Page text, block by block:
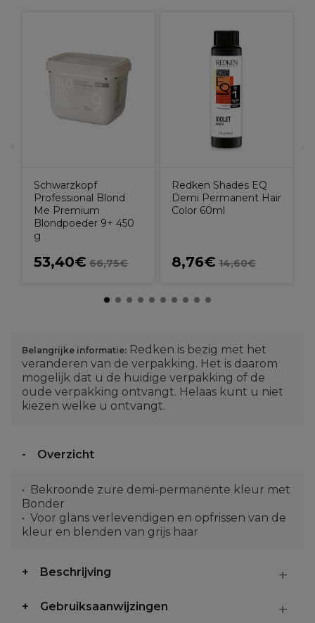
Schwarzkopf
Professional Blond
Me Premium
Blondpoeder 9+ 450
g
53,40€ 66,75€
Redken Shades EQ
Demi Permanent Hair
Color 60ml
8,76€ 14,60€
Belangrijke informatie: Redken is bezig met het
veranderen van de verpakking. Het is daarom
mogelijk dat u de huidige verpakking of de
oude verpakking ontvangt. Helaas kunt u niet
kiezen welke u ontvangt.
Overzicht
Bekroonde zure demi-permanente kleur met
Bonder
Voor glans verlevendigen en opfrissen van de
kleur en blenden van grijs haar
Beschrijving
Gebruiksaanwijzingen